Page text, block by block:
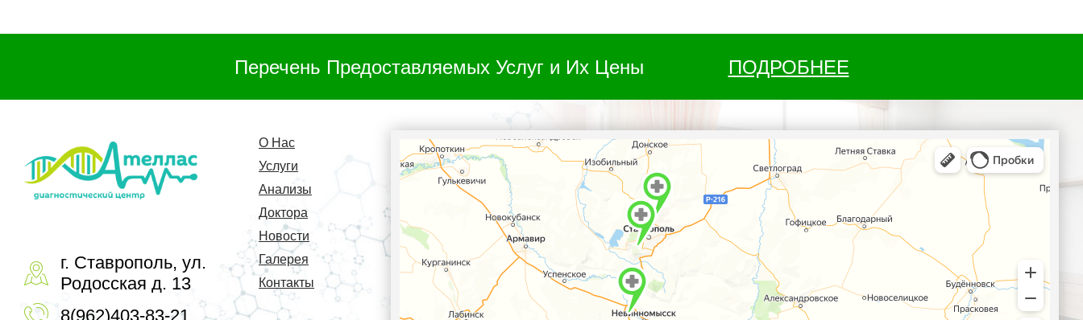
Перечень Предоставляемых Услуг и Их Цены ПОДРОБНЕЕ
г. Ставрополь, ул.
Родосская д. 13
8(962)403-83-21
О Нас
Услуги
Анализы
Доктора
Новости
Галерея
Контакты